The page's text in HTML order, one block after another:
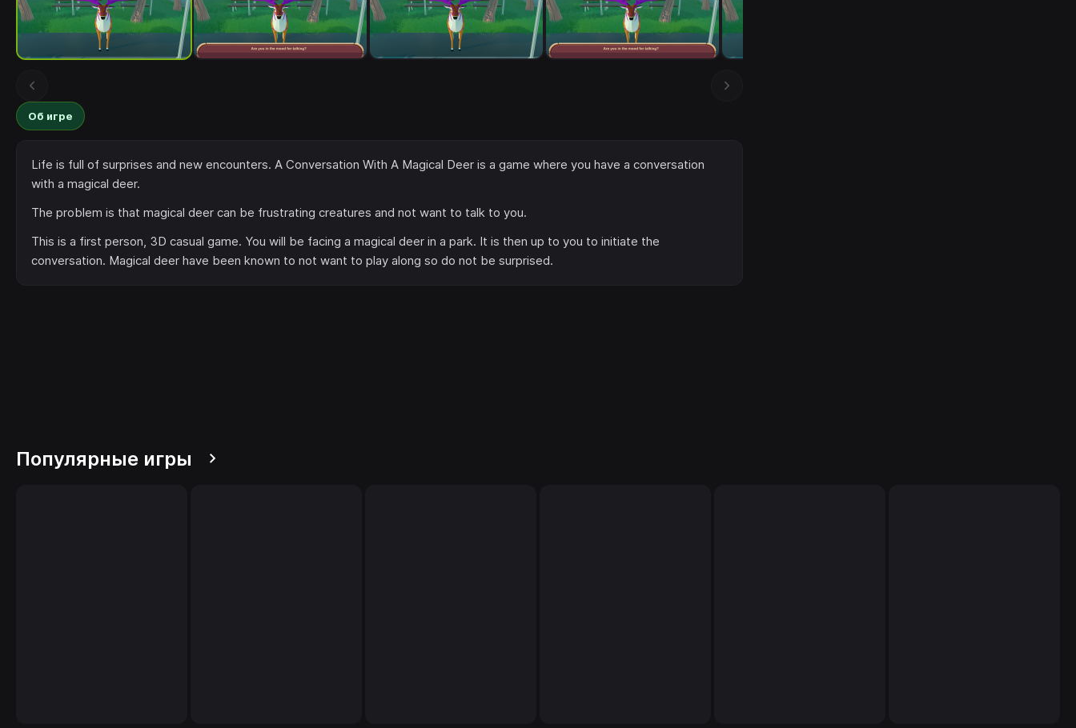
Об игре
Life is full of surprises and new encounters. A Conversation With A Magical Deer is a game where you have a conversation
with a magical deer.
The problem is that magical deer can be frustrating creatures and not want to talk to you.
This is a first person, 3D casual game. You will be facing a magical deer in a park. It is then up to you to initiate the
conversation. Magical deer have been known to not want to play along so do not be surprised.
Популярные игры